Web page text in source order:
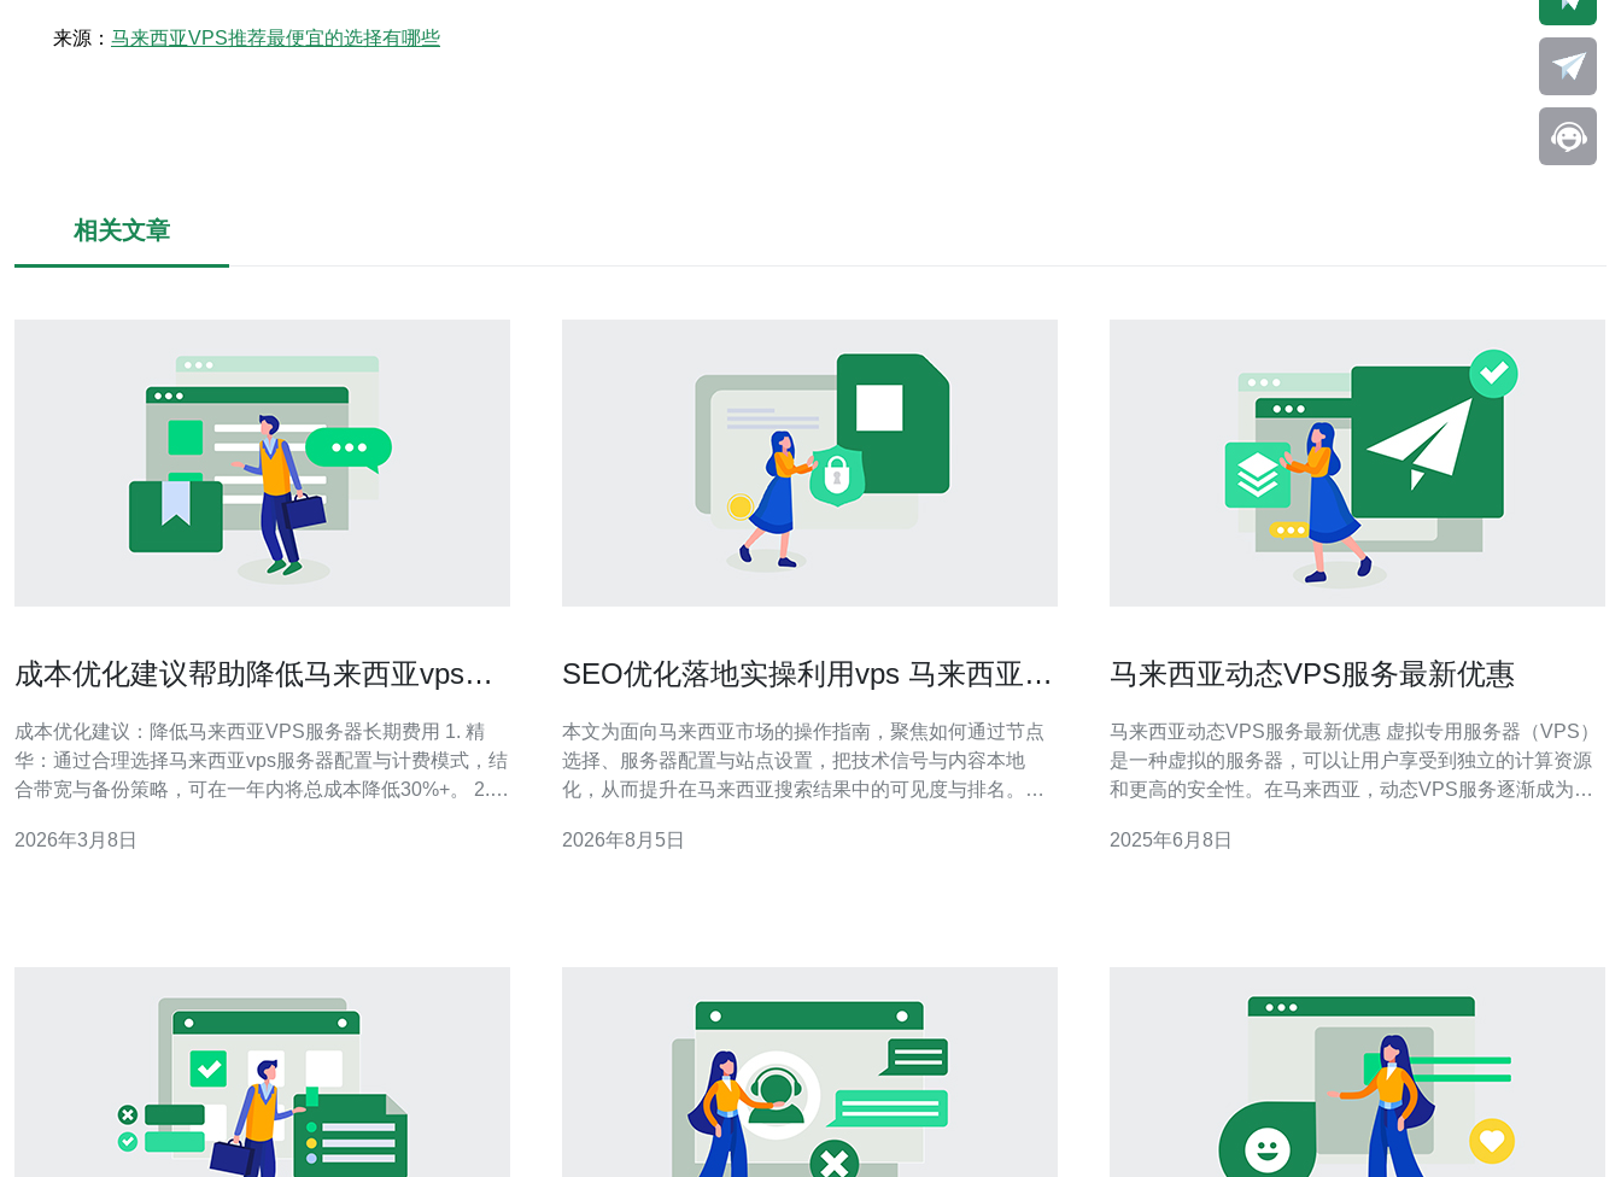
来源： 马来西亚VPS推荐最便宜的选择有哪些
相关文章
成本优化建议帮助降低马来西亚vps服
成本优化建议：降低马来西亚VPS服务器长期费用 1. 精
华：通过合理选择马来西亚vps服务器配置与计费模式，结
合带宽与备份策略，可在一年内将总成本降低30%+。 2.
缩，避免长期资源浪费。 3. 精华：采用混合采购（预付
2026年3月8日
SEO优化落地实操利用vps 马来西亚节
本文为面向马来西亚市场的操作指南，聚焦如何通过节点
选择、服务器配置与站点设置，把技术信号与内容本地
化，从而提升在马来西亚搜索结果中的可见度与排名。文
么选择合适的VPS马来西亚节点供应商? 首先评估供应商
2026年8月5日
马来西亚动态VPS服务最新优惠
马来西亚动态VPS服务最新优惠 虚拟专用服务器（VPS）
是一种虚拟的服务器，可以让用户享受到独立的计算资源
和更高的安全性。在马来西亚，动态VPS服务逐渐成为企
性。 马来西亚动态VPS服务的优势之一是灵活性。用户可
2025年6月8日